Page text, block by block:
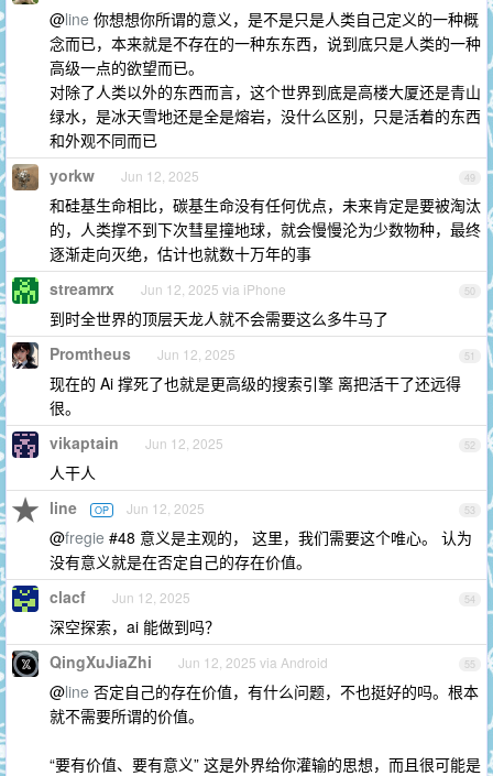
@line 你想想你所谓的意义，是不是只是人类自己定义的一种概
念而已，本来就是不存在的一种东东西，说到底只是人类的一种
高级一点的欲望而已。
对除了人类以外的东西而言，这个世界到底是高楼大厦还是青山
绿水，是冰天雪地还是全是熔岩，没什么区别，只是活着的东西
和外观不同而已
49
yorkw Jun 12, 2025
和硅基生命相比，碳基生命没有任何优点，未来肯定是要被淘汰
的，人类撑不到下次彗星撞地球，就会慢慢沦为少数物种，最终
逐渐走向灭绝，估计也就数十万年的事
50
streamrx Jun 12, 2025 via iPhone
到时全世界的顶层天龙人就不会需要这么多牛马了
51
Promtheus Jun 12, 2025
现在的 Ai 撑死了也就是更高级的搜索引擎 离把活干了还远得
很。
52
vikaptain Jun 12, 2025
人干人
53
line OP Jun 12, 2025
@fregie #48 意义是主观的， 这里，我们需要这个唯心。 认为
没有意义就是在否定自己的存在价值。
54
clacf Jun 12, 2025
深空探索，ai 能做到吗？
55
QingXuJiaZhi Jun 12, 2025 via Android
@line 否定自己的存在价值，有什么问题，不也挺好的吗。根本
就不需要所谓的价值。
“要有价值、要有意义” 这是外界给你灌输的思想，而且很可能是